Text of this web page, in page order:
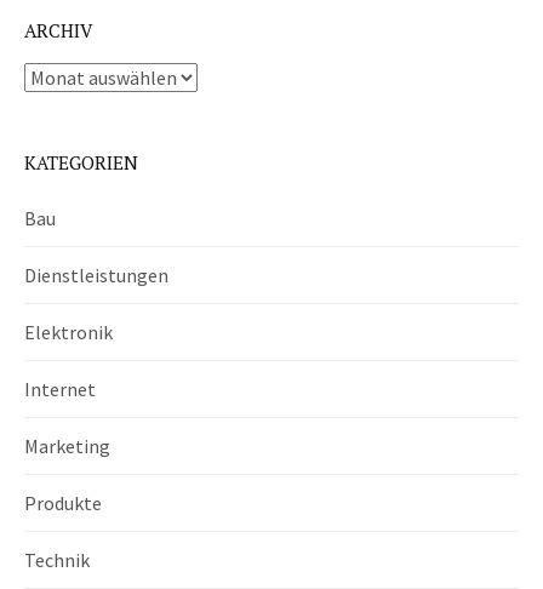
ARCHIV
Archiv
KATEGORIEN
Bau
Dienstleistungen
Elektronik
Internet
Marketing
Produkte
Technik